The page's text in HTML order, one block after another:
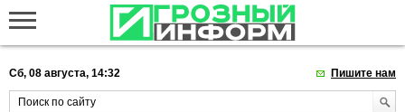
Сб, 08 августа, 14:32 Пишите нам